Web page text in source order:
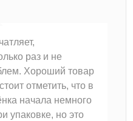
раз и не
Хороший товар
отметить, что в
начала немного
упаковке, но это